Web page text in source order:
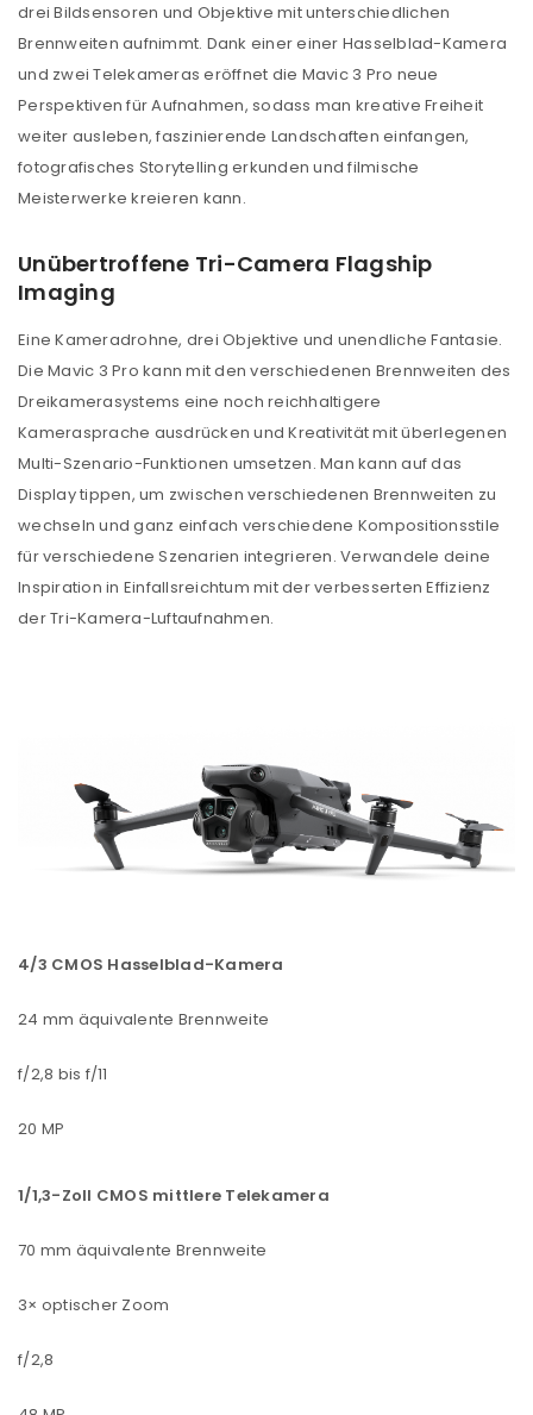
drei Bildsensoren und Objektive mit unterschiedlichen
Brennweiten aufnimmt. Dank einer einer Hasselblad-Kamera
und zwei Telekameras eröffnet die Mavic 3 Pro neue
Perspektiven für Aufnahmen, sodass man kreative Freiheit
weiter ausleben, faszinierende Landschaften einfangen,
fotografisches Storytelling erkunden und filmische
Meisterwerke kreieren kann.
Unübertroffene Tri-Camera Flagship
Imaging
Eine Kameradrohne, drei Objektive und unendliche Fantasie.
Die Mavic 3 Pro kann mit den verschiedenen Brennweiten des
Dreikamerasystems eine noch reichhaltigere
Kamerasprache ausdrücken und Kreativität mit überlegenen
Multi-Szenario-Funktionen umsetzen. Man kann auf das
Display tippen, um zwischen verschiedenen Brennweiten zu
wechseln und ganz einfach verschiedene Kompositionsstile
für verschiedene Szenarien integrieren. Verwandele deine
Inspiration in Einfallsreichtum mit der verbesserten Effizienz
der Tri-Kamera-Luftaufnahmen.
4/3 CMOS Hasselblad-Kamera
24 mm äquivalente Brennweite
f/2,8 bis f/11
20 MP
1/1,3-Zoll CMOS mittlere Telekamera
70 mm äquivalente Brennweite
3× optischer Zoom
f/2,8